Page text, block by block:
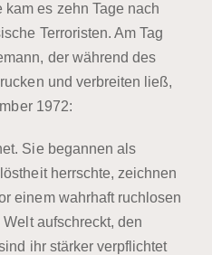
es zehn Tage nach
Terroristen. Am Tag
der während des
und verbreiten ließ,
1972:
Sie begannen als
herrschte, zeichnen
einem wahrhaft ruchlosen
aufschreckt, den
ihr stärker verpflichtet